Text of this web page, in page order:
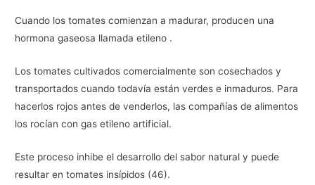
Cuando los tomates comienzan a madurar, producen una
hormona gaseosa llamada etileno .
Los tomates cultivados comercialmente son cosechados y
transportados cuando todavía están verdes e inmaduros. Para
hacerlos rojos antes de venderlos, las compañías de alimentos
los rocían con gas etileno artificial.
Este proceso inhibe el desarrollo del sabor natural y puede
resultar en tomates insípidos (46).